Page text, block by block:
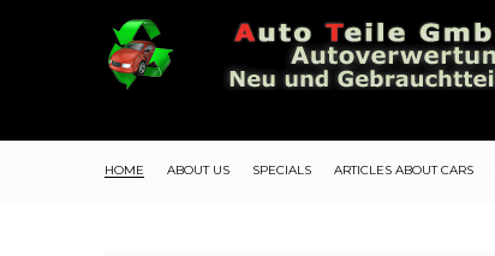
HOME ABOUT US SPECIALS ARTICLES ABOUT CARS